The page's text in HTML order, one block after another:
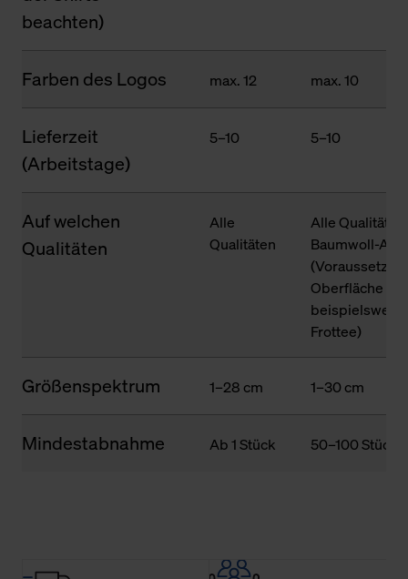
beachten)
Farben des Logos max. 12 max. 10
Lieferzeit
(Arbeitstage)
5–10 5–10
Auf welchen
Qualitäten
Alle
Qualitäten
Alle
Baumwoll-
Oberfläche
Frottee)
Größenspektrum 1–28 cm 1–30 cm
Mindestabnahme Ab 1 Stück 50–100 Stück